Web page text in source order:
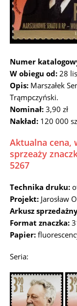
Numer
W obiegu od: 28
Opis: Marszałek
Trąmpczyński.
Nominał: 3,90 zł
Nakład: 120 000
Aktualna cena,
sprzeaży
5267
Technika druku:
Projekt: Jarosław
Arkusz
Format znaczka:
Papier:
Seria: